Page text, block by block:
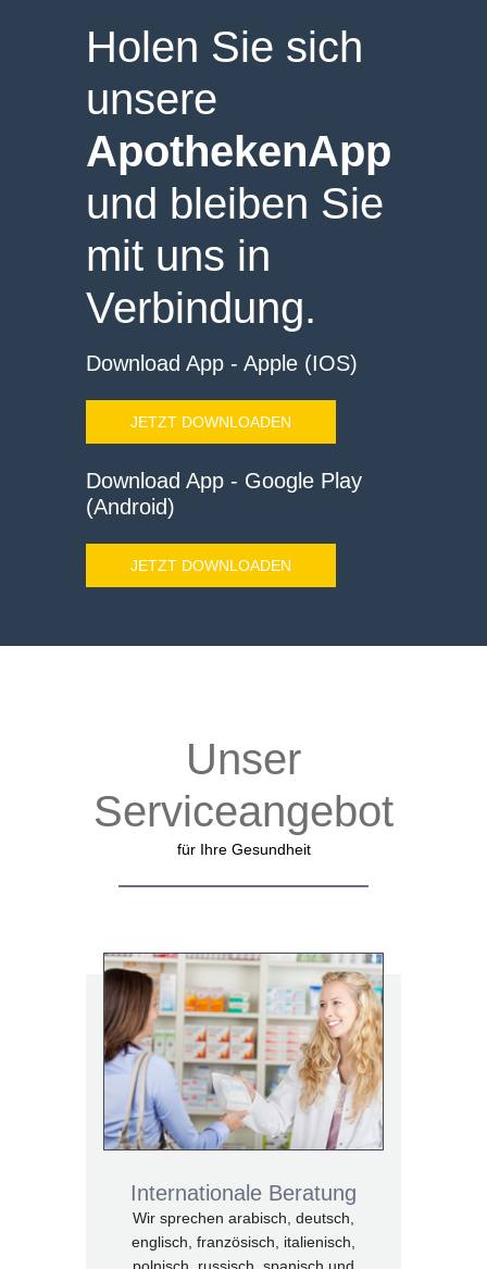
Holen Sie sich
unsere
ApothekenApp
und bleiben Sie
mit uns in
Verbindung.
Download App - Apple (IOS)
JETZT DOWNLOADEN
Download App - Google Play
(Android)
JETZT DOWNLOADEN
Unser
Serviceangebot
für Ihre Gesundheit
Internationale Beratung
Wir sprechen arabisch, deutsch,
englisch, französisch, italienisch,
polnisch, russisch, spanisch und